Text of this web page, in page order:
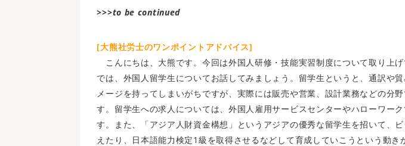
>>>to be continued
[大熊社労士のワンポイントアドバイス]
こんにちは、大熊です。今回は外国人研修・技能実習制度について取り上げ
では、外国人留学生についてお話してみましょう。留学生というと、通訳や
メージを持ってしまいがちですが、実際には販売や営業、設計業務などの分
す。留学生への求人については、外国人雇用サービスセンターやハローワー
す。また、「アジア人財資金構想」というアジアの優秀な留学生を招いて、
えたり、日本語能力検定1級を取得させるなどして育成していこうという動き